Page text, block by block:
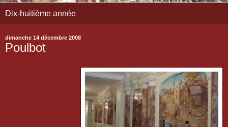
Dix-huitième année
dimanche 14 décembre 2008
Poulbot